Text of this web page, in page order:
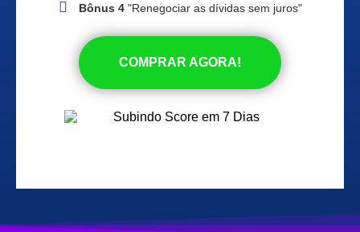
Bônus 4"Renegociar as dívidas sem juros"
COMPRAR AGORA!